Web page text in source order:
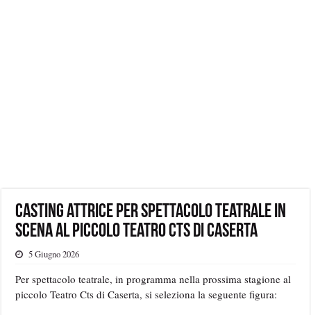
Casting attrice per spettacolo teatrale in
scena al piccolo Teatro Cts di Caserta
5 Giugno 2026
Per spettacolo teatrale, in programma nella prossima stagione al
piccolo Teatro Cts di Caserta, si seleziona la seguente figura: